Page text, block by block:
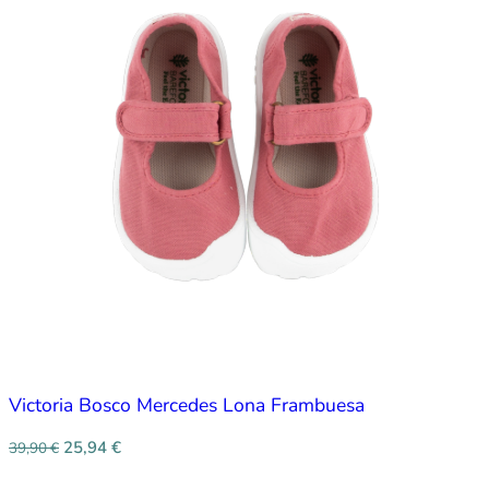
Victoria Bosco Mercedes Lona Frambuesa
39,90€ 25,94 €